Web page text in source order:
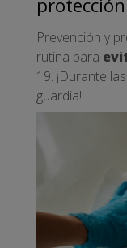
Prevención y
rutina para
19. ¡Durante
guardia!